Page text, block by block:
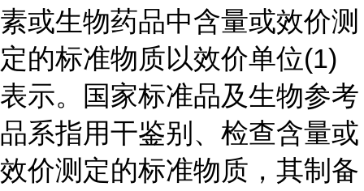
素或生物药品中含量或效价测
定的标准物质以效价单位(1)
表示。国家标准品及生物参考
品系指用干鉴别、检查含量或
效价测定的标准物质，其制备